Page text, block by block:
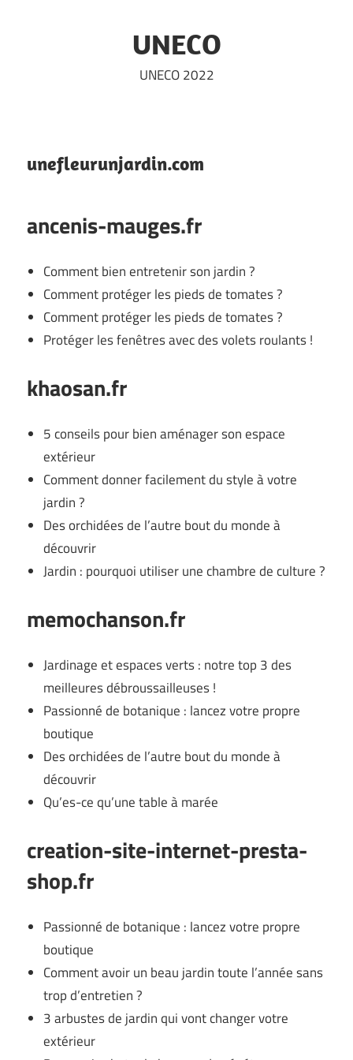
UNECO
UNECO 2022
unefleurunjardin.com
ancenis-mauges.fr
Comment bien entretenir son jardin ?
Comment protéger les pieds de tomates ?
Comment protéger les pieds de tomates ?
Protéger les fenêtres avec des volets roulants !
khaosan.fr
5 conseils pour bien aménager son espace
extérieur
Comment donner facilement du style à votre
jardin ?
Des orchidées de l’autre bout du monde à
découvrir
Jardin : pourquoi utiliser une chambre de culture ?
memochanson.fr
Jardinage et espaces verts : notre top 3 des
meilleures débroussailleuses !
Passionné de botanique : lancez votre propre
boutique
Des orchidées de l’autre bout du monde à
découvrir
Qu’es-ce qu’une table à marée
creation-site-internet-presta-
shop.fr
Passionné de botanique : lancez votre propre
boutique
Comment avoir un beau jardin toute l’année sans
trop d’entretien ?
3 arbustes de jardin qui vont changer votre
extérieur